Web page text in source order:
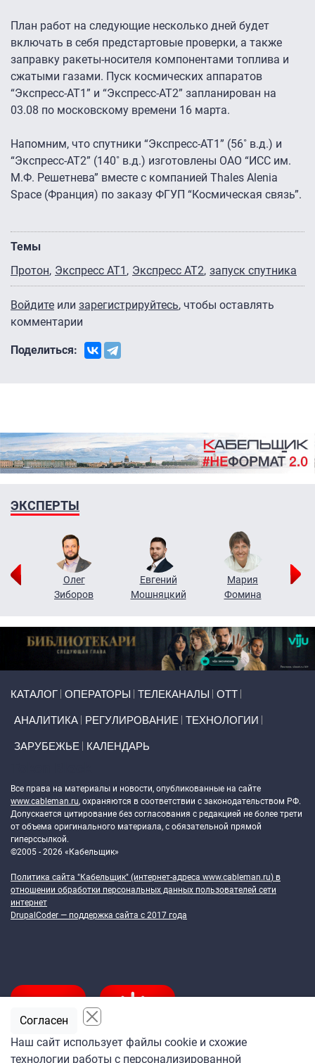
План работ на следующие несколько дней будет
включать в себя предстартовые проверки, а также
заправку ракеты-носителя компонентами топлива и
сжатыми газами. Пуск космических аппаратов
“Экспресс-АТ1” и “Экспресс-АТ2” запланирован на
03.08 по московскому времени 16 марта.
Напомним, что спутники “Экспресс-АТ1” (56˚ в.д.) и
“Экспресс-АТ2” (140˚ в.д.) изготовлены ОАО “ИСС им.
М.Ф. Решетнева” вместе с компанией Thales Alenia
Space (Франция) по заказу ФГУП “Космическая связь”.
Темы
Протон Экспресс АТ1 Экспресс АТ2 запуск спутника
Войдите или зарегистрируйтесь, чтобы оставлять
комментарии
Поделиться:
ЭКСПЕРТЫ
Олег
Зиборов
Евгений
Мошняцкий
Мария
Фомина
КАТАЛОГ ОПЕРАТОРЫ ТЕЛЕКАНАЛЫ ОТТ
АНАЛИТИКА РЕГУЛИРОВАНИЕ ТЕХНОЛОГИИ
ЗАРУБЕЖЬЕ КАЛЕНДАРЬ
Все права на материалы и новости, опубликованные на сайте
www.cableman.ru, охраняются в соответствии с законодательством РФ.
Допускается цитирование без согласования с редакцией не более трети
от объема оригинального материала, с обязательной прямой
гиперссылкой.
©2005 - 2026 «Кабельщик»
Политика сайта "Кабельщик" (интернет-адреса www.cableman.ru) в
отношении обработки персональных данных пользователей сети
интернет
DrupalCoder — поддержка сайта c 2017 года
Наш сайт использует файлы cookie и схожие
технологии работы с персонализированной
Согласен